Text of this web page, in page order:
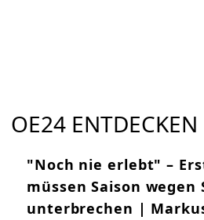
OE24 ENTDECKEN
"Noch nie erlebt" –
müssen Saison wegen
unterbrechen |